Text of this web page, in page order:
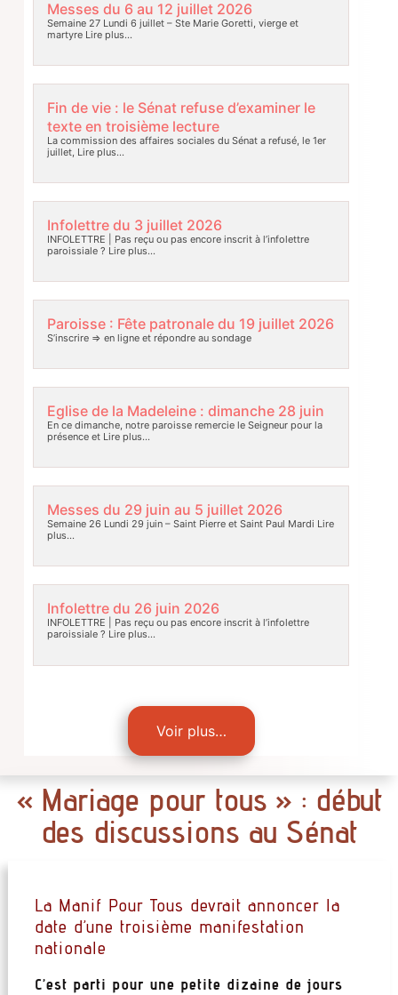
Messes du 6 au 12 juillet 2026
Semaine 27 Lundi 6 juillet – Ste Marie Goretti, vierge et
martyreLire plus…
Fin de vie : le Sénat refuse d’examiner le
texte en troisième lecture
La commission des affaires sociales du Sénat a refusé, le 1er
juillet, Lire plus…
Infolettre du 3 juillet 2026
INFOLETTRE | Pas reçu ou pas encore inscrit à l’infolettre
paroissiale ? Lire plus…
Paroisse : Fête patronale du 19 juillet 2026
S’inscrire => en ligne et répondre au sondage
Eglise de la Madeleine : dimanche 28 juin
En ce dimanche, notre paroisse remercie le Seigneur pour la
présence etLire plus…
Messes du 29 juin au 5 juillet 2026
Semaine 26 Lundi 29 juin – Saint Pierre et Saint Paul Mardi Lire
plus…
Infolettre du 26 juin 2026
INFOLETTRE | Pas reçu ou pas encore inscrit à l’infolettre
paroissiale ? Lire plus…
Voir plus…
« Mariage pour tous » : début
des discussions au Sénat
La Manif Pour Tous devrait annoncer la
date d’une troisième manifestation
nationale
C’est parti pour une petite dizaine de jours